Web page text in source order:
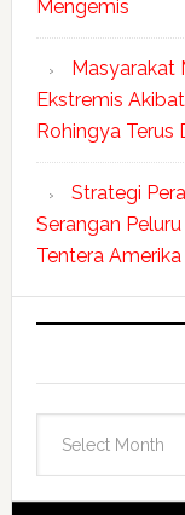
Mengemis
Masyarakat
Ekstremis
Rohingya Terus
Strategi
Serangan
Tentera